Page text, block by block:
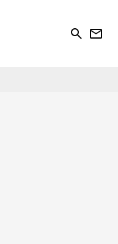
search newsletter